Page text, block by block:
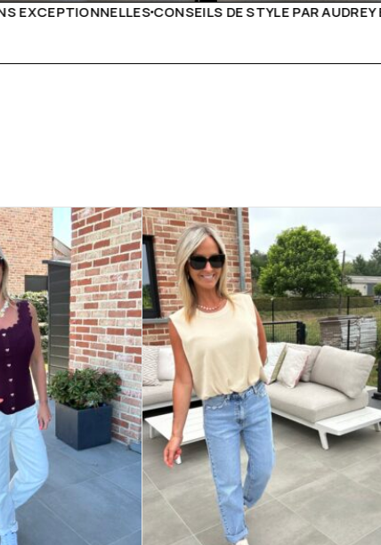
PAR AUDREY B LIVRAISON PARTOUT EN